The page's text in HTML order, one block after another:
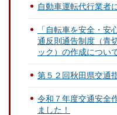
自動車運転代行業者
「自転車を安全・
通反則通告制度（青
ック）の作成につい
第５２回秋田県交通
令和７年度交通安全
ました！